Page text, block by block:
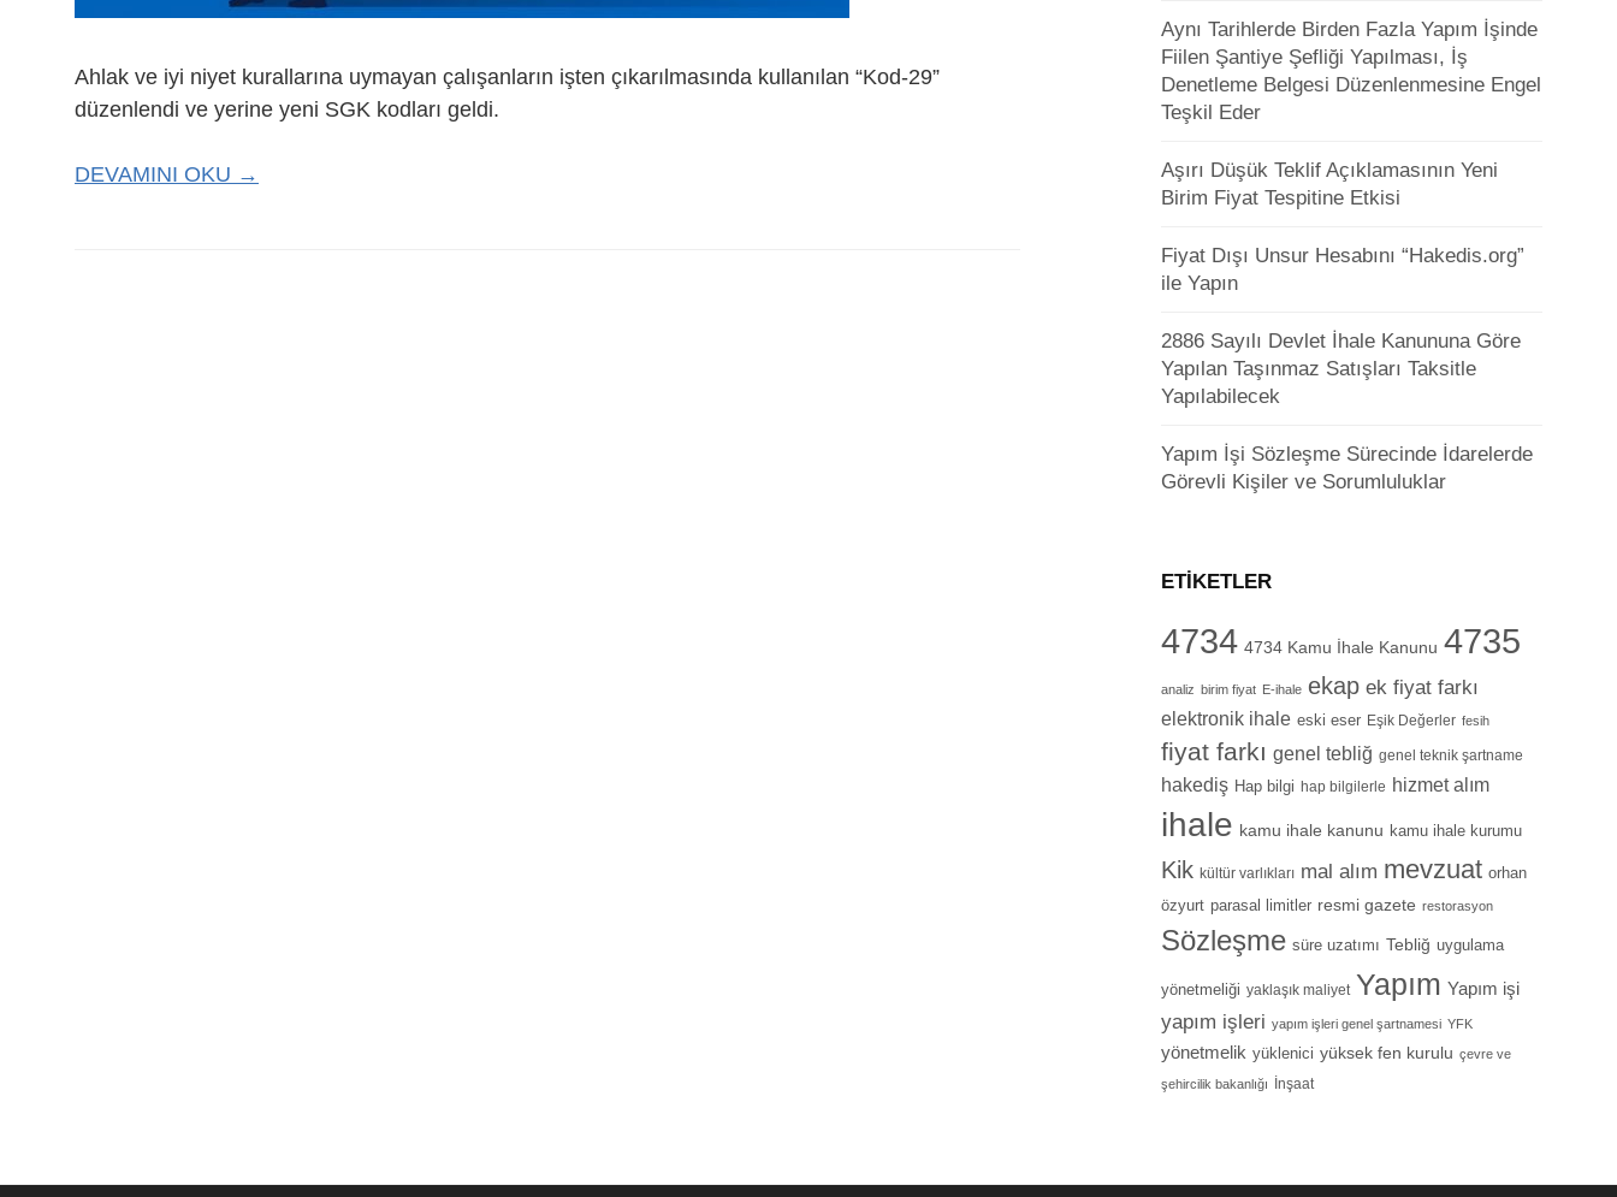
Ahlak ve iyi niyet kurallarına uymayan çalışanların işten çıkarılmasında kullanılan “Kod-29”
düzenlendi ve yerine yeni SGK kodları geldi.
DEVAMINI OKU →
Aynı Tarihlerde Birden Fazla Yapım İşinde
Fiilen Şantiye Şefliği Yapılması, İş
Denetleme Belgesi Düzenlenmesine Engel
Teşkil Eder
Aşırı Düşük Teklif Açıklamasının Yeni
Birim Fiyat Tespitine Etkisi
Fiyat Dışı Unsur Hesabını “Hakedis.org”
ile Yapın
2886 Sayılı Devlet İhale Kanununa Göre
Yapılan Taşınmaz Satışları Taksitle
Yapılabilecek
Yapım İşi Sözleşme Sürecinde İdarelerde
Görevli Kişiler ve Sorumluluklar
ETIKETLER
4734 4734 Kamu İhale Kanunu 4735
analiz birim fiyat E-ihale ekap ek fiyat farkı
elektronik ihale eski eser Eşik Değerler fesih
fiyat farkı genel tebliğ genel teknik şartname
hakediş Hap bilgi hap bilgilerle hizmet alım
ihale kamu ihale kanunu kamu ihale kurumu
Kik kültür varlıkları mal alım mevzuat orhan
özyurt parasal limitler resmi gazete restorasyon
Sözleşme süre uzatımı Tebliğ uygulama
yönetmeliği yaklaşık maliyet Yapım Yapım işi
yapım işleri yapım işleri genel şartnamesi YFK
yönetmelik yüklenici yüksek fen kurulu çevre ve
şehircilik bakanlığı İnşaat